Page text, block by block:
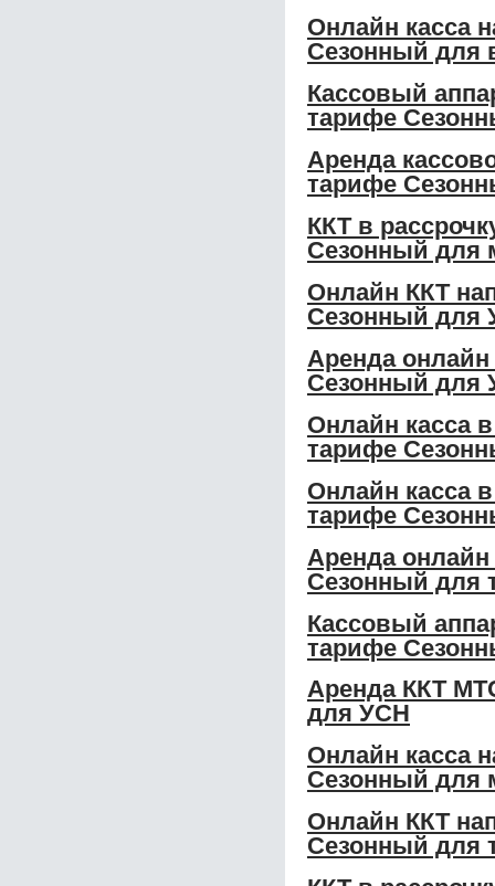
Онлайн касса
Сезонный для
Кассовый
тарифе
Аренда
тарифе
ККТ в
Сезонный для
Онлайн ККТ
Сезонный для
Аренда
Сезонный для
Онлайн касса
тарифе
Онлайн касса
тарифе
Аренда
Сезонный для
Кассовый
тарифе
Аренда ККТ
для УСН
Онлайн касса
Сезонный для
Онлайн ККТ
Сезонный для